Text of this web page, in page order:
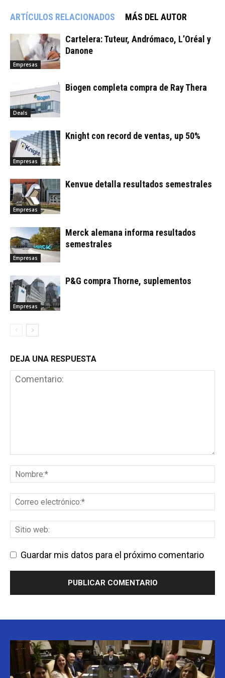
ARTÍCULOS RELACIONADOS MÁS DEL AUTOR
Empresas
Cartelera: Tuteur, Andrómaco, L’Oréal y
Danone
Deals
Biogen completa compra de Ray Thera
Empresas
Knight con record de ventas, up 50%
Empresas
Kenvue detalla resultados semestrales
Empresas
Merck alemana informa resultados
semestrales
Empresas
P&G compra Thorne, suplementos
DEJA UNA RESPUESTA
Guardar mis datos para el próximo comentario